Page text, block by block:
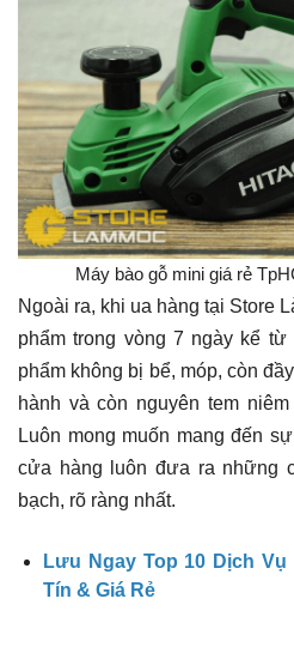
Máy bào gỗ mini giá rẻ
Ngoài ra, khi ua hàng tại Store
phẩm trong vòng 7 ngày kể
phẩm không bị bể, móp, còn
hành và còn nguyên tem
Luôn mong muốn mang đến
cửa hàng luôn đưa ra những
bạch, rõ ràng nhất.
Lưu Ngay Top 10 Dịch Vụ
Tín & Giá Rẻ